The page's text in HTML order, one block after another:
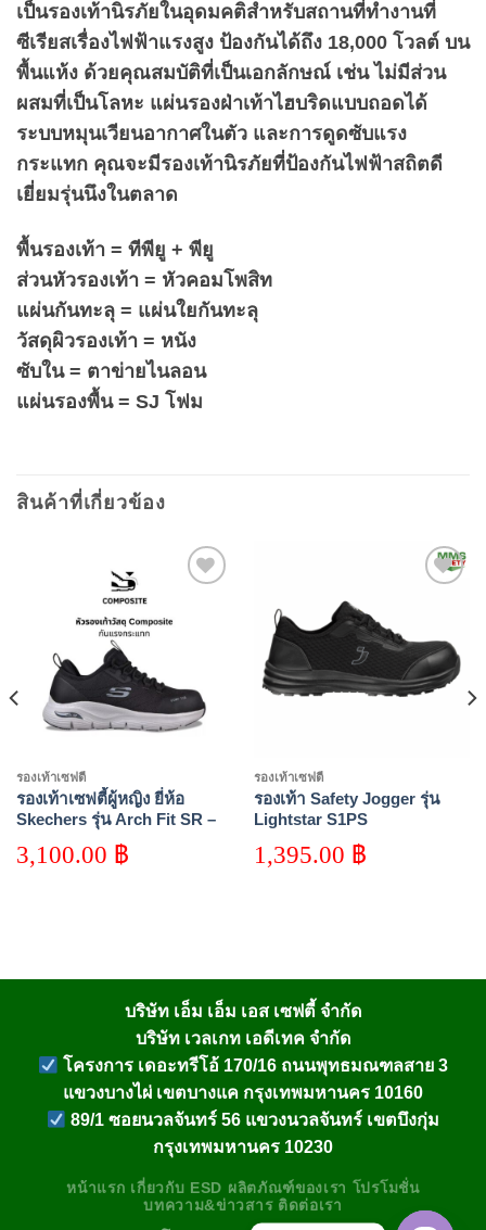
เป็นรองเท้านิรภัยในอุดมคติสำหรับสถานที่ทำงานที่
ซีเรียสเรื่องไฟฟ้าแรงสูง ป้องกันได้ถึง 18,000 โวลต์ บน
พื้นแห้ง ด้วยคุณสมบัติที่เป็นเอกลักษณ์ เช่น ไม่มีส่วน
ผสมที่เป็นโลหะ แผ่นรองฝ่าเท้าไฮบริดแบบถอดได้
ระบบหมุนเวียนอากาศในตัว และการดูดซับแรง
กระแทก คุณจะมีรองเท้านิรภัยที่ป้องกันไฟฟ้าสถิตดี
เยี่ยมรุ่นนึงในตลาด
พื้นรองเท้า = ทีพียู + พียู
ส่วนหัวรองเท้า = หัวคอมโพสิท
แผ่นกันทะลุ = แผ่นใยกันทะลุ
วัสดุผิวรองเท้า = หนัง
ซับใน = ตาข่ายไนลอน
แผ่นรองพื้น = SJ โฟม
สินค้าที่เกี่ยวข้อง
wishlist
รองเท้าเซฟตี้
รองเท้าเซฟตี้ผู้หญิง ยี่ห้อ
Skechers รุ่น Arch Fit SR –
3,100.00 ฿
รองเท้าเซฟตี้
รองเท้า Safety Jogger รุ่น
Lightstar S1PS
1,395.00 ฿
บริษัท เอ็ม เอ็ม เอส เซฟตี้ จำกัด
บริษัท เวลเกท เอดีเทค จำกัด
โครงการ เดอะทรีโอ้ 170/16 ถนนพุทธมณฑลสาย 3
แขวงบางไผ่ เขตบางแค กรุงเทพมหานคร 10160
89/1 ซอยนวลจันทร์ 56 แขวงนวลจันทร์ เขตบึงกุ่ม
กรุงเทพมหานคร 10230
หน้าแรก เกี่ยวกับ ESD ผลิตภัณฑ์ของเรา โปรโมชั่น
บทความ&ข่าวสาร ติดต่อเรา